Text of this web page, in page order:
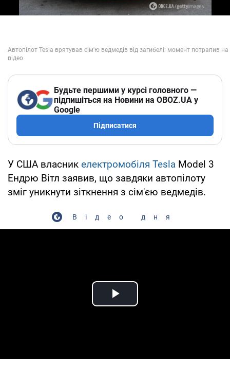
Будьте першими у курсі головного —
підпишіться на Новини на OBOZ.UA у
Google
Підписатися
У США власник електромобіля Tesla Model 3
Ендрю Вітл заявив, що завдяки автопілоту
зміг уникнути зіткнення з сім'єю ведмедів.
Відео дня
Play Video